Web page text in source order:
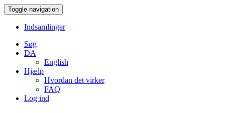
Toggle navigation
Indsamlinger
Søg
DA
English
Hjælp
Hvordan det virker
FAQ
Log ind